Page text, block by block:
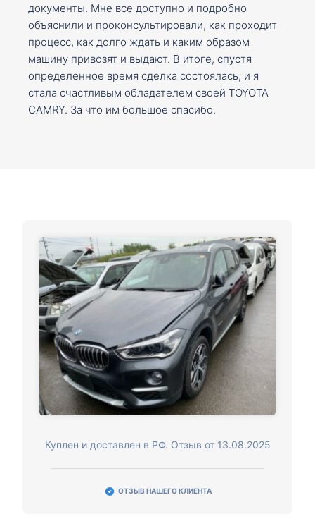
документы. Мне все доступно и подробно
объяснили и проконсультировали, как проходит
процесс, как долго ждать и каким образом
машину привозят и выдают. В итоге, спустя
определенное время сделка состоялась, и я
стала счастливым обладателем своей TOYOTA
CAMRY. За что им большое спасибо.
Куплен и доставлен в РФ. Отзыв от 13.08.2025
ОТЗЫВ НАШЕГО КЛИЕНТА